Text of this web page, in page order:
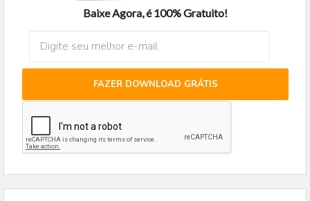
Baixe Agora, é 100% Gratuito!
FAZER DOWNLOAD GRÁTIS